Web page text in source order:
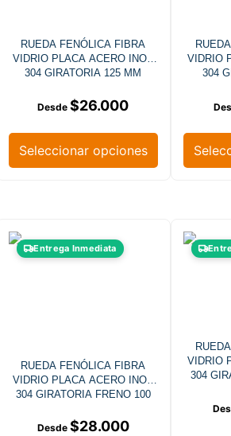
RUEDA FENÓLICA FIBRA
VIDRIO PLACA ACERO INOX
304 GIRATORIA 125 MM
$26.000
Seleccionar opciones
VIDRIO
304
Entrega Inmediata
RUEDA FENÓLICA FIBRA
VIDRIO PLACA ACERO INOX
304 GIRATORIA FRENO 100
$28.000
VIDRIO
304